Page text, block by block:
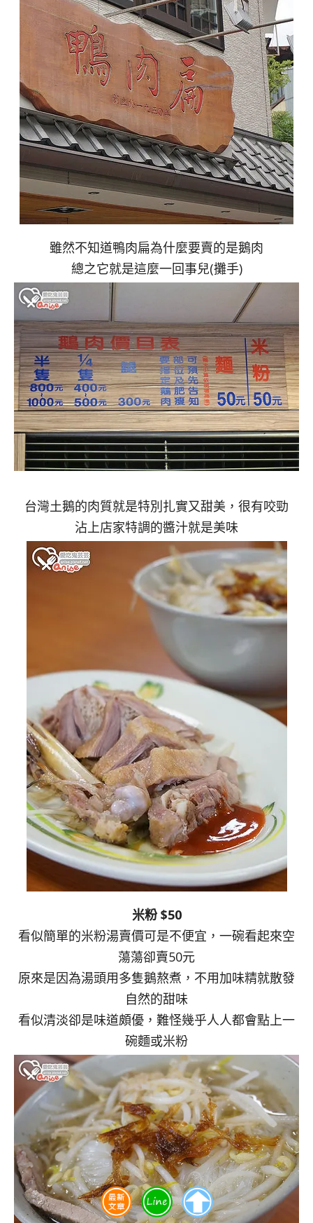
雖然不知道鴨肉扁為什麼要賣的是鵝肉
總之它就是這麼一回事兒(攤手)
台灣土鵝的肉質就是特別扎實又甜美，很有咬勁
沾上店家特調的醬汁就是美味
米粉 $50
看似簡單的米粉湯賣價可是不便宜，一碗看起來空
蕩蕩卻賣50元
原來是因為湯頭用多隻鵝熬煮，不用加味精就散發
自然的甜味
看似清淡卻是味道頗優，難怪幾乎人人都會點上一
碗麵或米粉